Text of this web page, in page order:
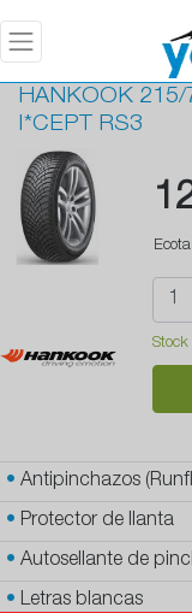
HANKOOK 215/
I*CEPT RS3
• Antipinchazos
• Protector de llanta
• Autosellante de
• Letras blancas